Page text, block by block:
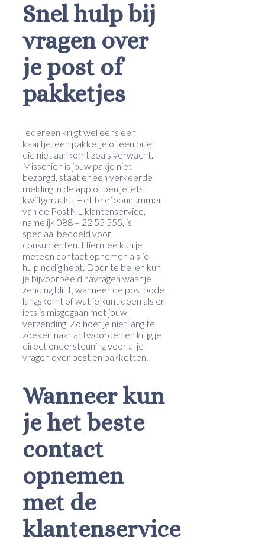
Snel hulp bij
vragen over
je post of
pakketjes
Iedereen krijgt wel eens een
kaartje, een pakketje of een brief
die niet aankomt zoals verwacht.
Misschien is jouw pakje niet
bezorgd, staat er een verkeerde
melding in de app of ben je iets
kwijtgeraakt. Het telefoonnummer
van de PostNL klantenservice,
namelijk 088 – 22 55 555, is
speciaal bedoeld voor
consumenten. Hiermee kun je
meteen contact opnemen als je
hulp nodig hebt. Door te bellen kun
je bijvoorbeeld navragen waar je
zending blijft, wanneer de postbode
langskomt of wat je kunt doen als er
iets is misgegaan met jouw
verzending. Zo hoef je niet lang te
zoeken naar antwoorden en krijg je
direct ondersteuning voor al je
vragen over post en pakketten.
Wanneer kun
je het beste
contact
opnemen
met de
klantenservice